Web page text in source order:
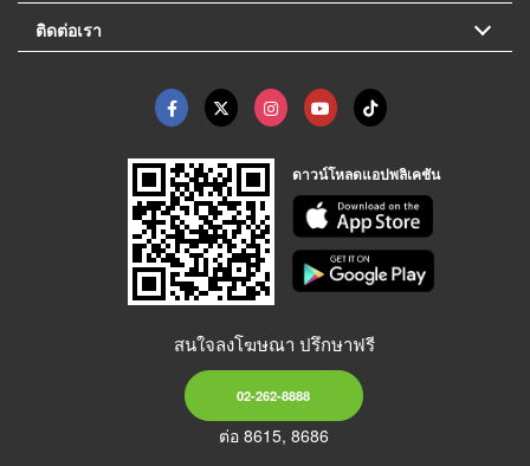
ติดต่อเรา
ดาวน์โหลดแอปพลิเคชัน
สนใจลงโฆษณา ปรึกษาฟรี
02-262-8888
ต่อ 8615, 8686